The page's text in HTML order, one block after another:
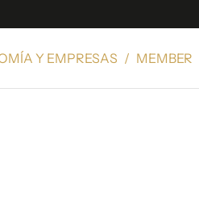
Y EMPRESAS / MEMBER